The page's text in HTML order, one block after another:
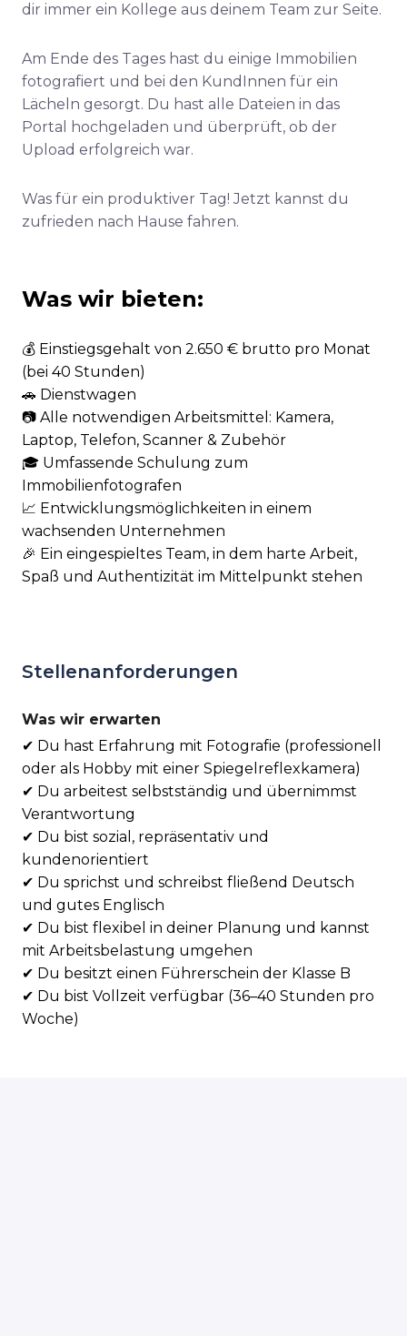
dir immer ein Kollege aus deinem Team zur Seite.
Am Ende des Tages hast du einige Immobilien
fotografiert und bei den KundInnen für ein
Lächeln gesorgt. Du hast alle Dateien in das
Portal hochgeladen und überprüft, ob der
Upload erfolgreich war.
Was für ein produktiver Tag! Jetzt kannst du
zufrieden nach Hause fahren.
Was wir bieten:
💰 Einstiegsgehalt von 2.650 € brutto pro Monat
(bei 40 Stunden)
🚗 Dienstwagen
📷 Alle notwendigen Arbeitsmittel: Kamera,
Laptop, Telefon, Scanner & Zubehör
🎓 Umfassende Schulung zum
Immobilienfotografen
📈 Entwicklungsmöglichkeiten in einem
wachsenden Unternehmen
🎉 Ein eingespieltes Team, in dem harte Arbeit,
Spaß und Authentizität im Mittelpunkt stehen
Stellenanforderungen
Was wir erwarten
✔ Du hast Erfahrung mit Fotografie (professionell
oder als Hobby mit einer Spiegelreflexkamera)
✔ Du arbeitest selbstständig und übernimmst
Verantwortung
✔ Du bist sozial, repräsentativ und
kundenorientiert
✔ Du sprichst und schreibst fließend Deutsch
und gutes Englisch
✔ Du bist flexibel in deiner Planung und kannst
mit Arbeitsbelastung umgehen
✔ Du besitzt einen Führerschein der Klasse B
✔ Du bist Vollzeit verfügbar (36–40 Stunden pro
Woche)